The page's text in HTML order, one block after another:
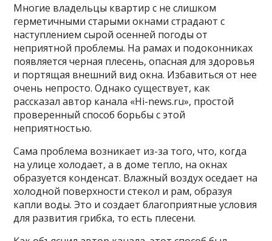
Многие владельцы квартир с не слишком
герметичными старыми окнами страдают с
наступлением сырой осенней погоды от
неприятной проблемы. На рамах и подоконниках
появляется черная плесень, опасная для здоровья
и портящая внешний вид окна. Избавиться от нее
очень непросто. Однако существует, как
рассказал автор канала «Hi-news.ru», простой
проверенный способ борьбы с этой
неприятностью.
Сама проблема возникает из-за того, что, когда
на улице холодает, а в доме тепло, на окнах
образуется конденсат. Влажный воздух оседает на
холодной поверхности стекол и рам, образуя
капли воды. Это и создает благоприятные условия
для развития грибка, то есть плесени.